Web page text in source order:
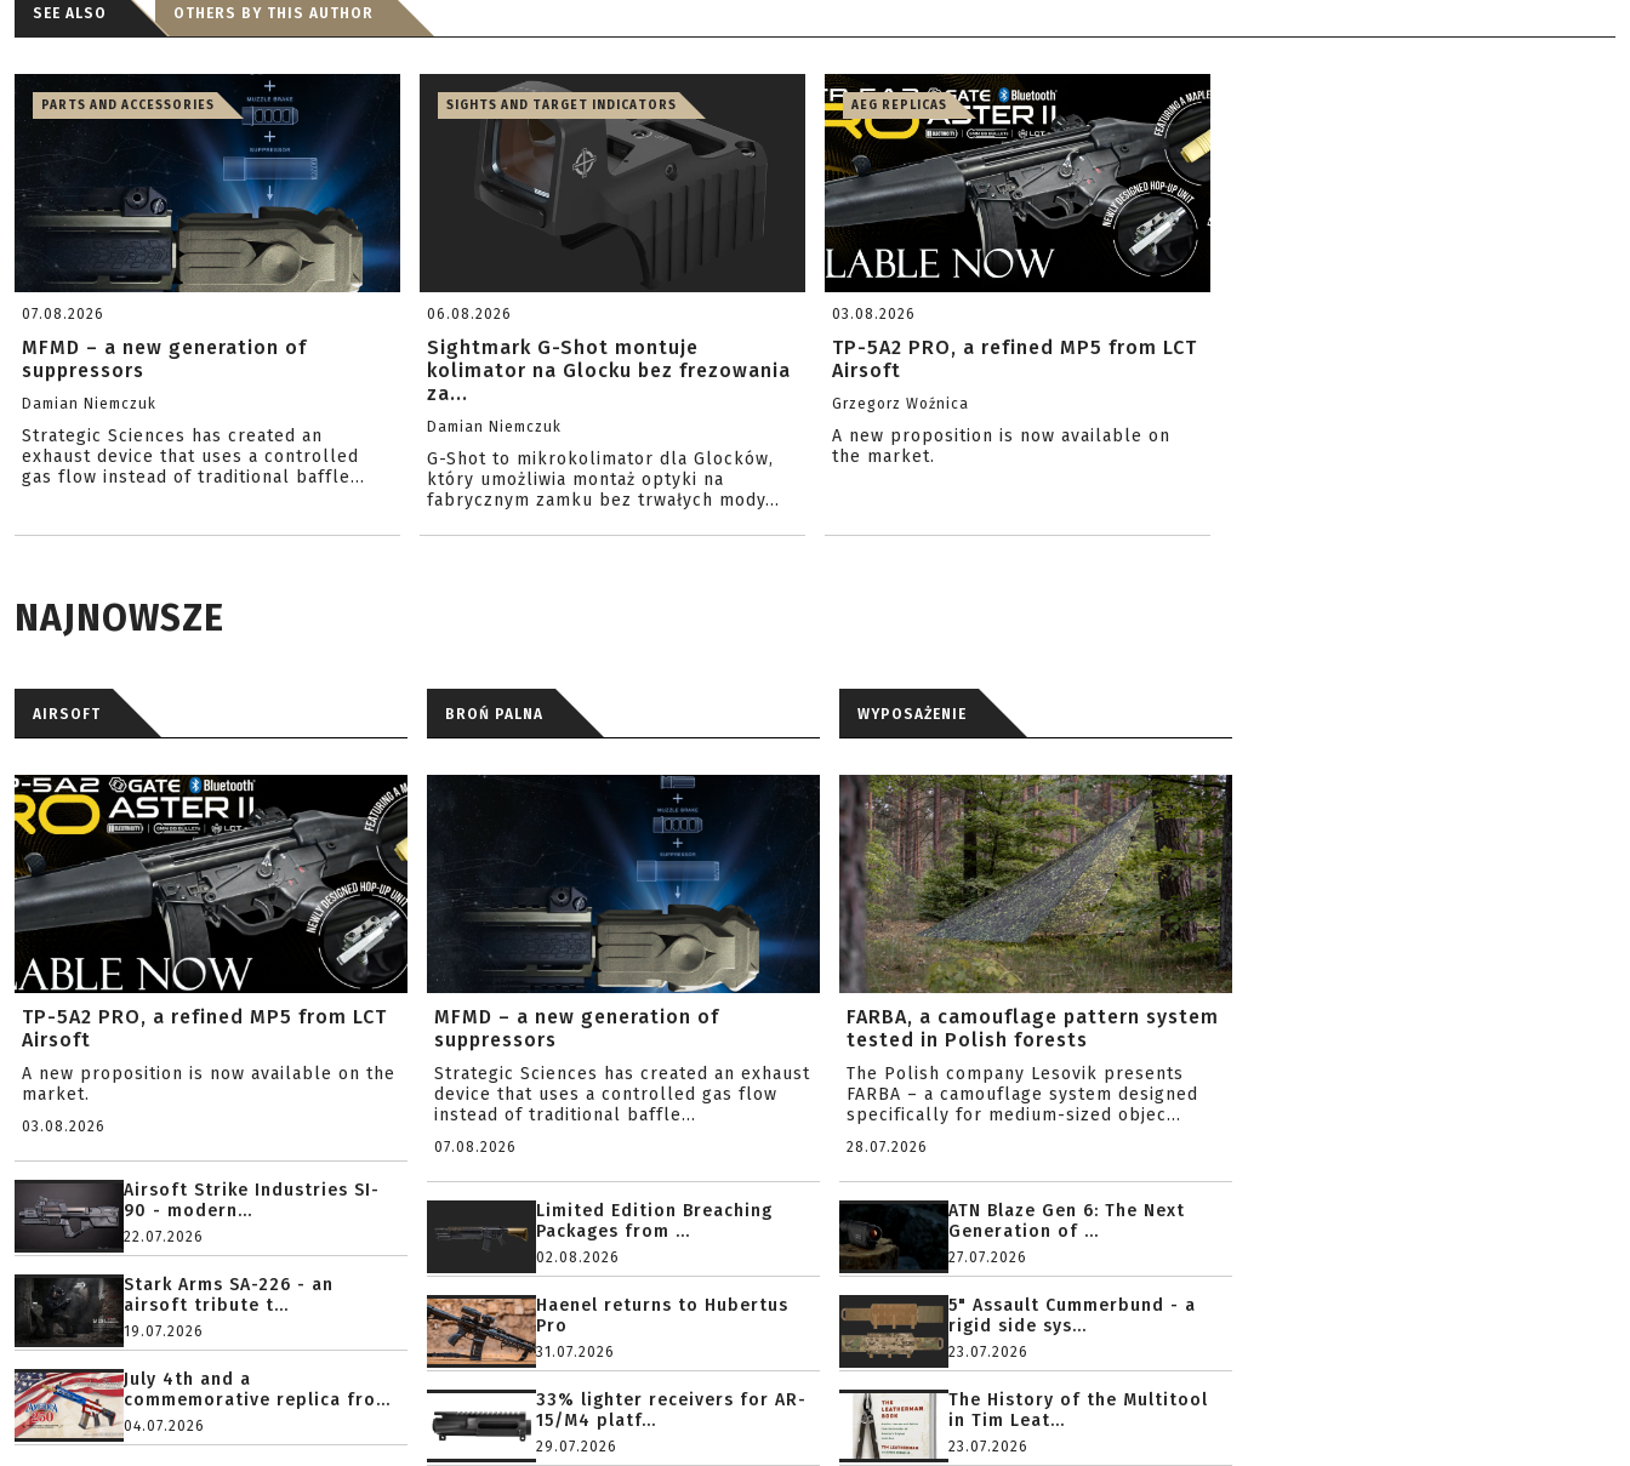
SEE ALSO OTHERS BY THIS AUTHOR
PARTS AND ACCESSORIES
07.08.2026
MFMD – a new generation of
suppressors
Damian Niemczuk
Strategic Sciences has created an
exhaust device that uses a controlled
gas flow instead of traditional baffle...
SIGHTS AND TARGET INDICATORS
06.08.2026
Sightmark G-Shot montuje
kolimator na Glocku bez frezowania
za...
Damian Niemczuk
G-Shot to mikrokolimator dla Glocków,
który umożliwia montaż optyki na
fabrycznym zamku bez trwałych mody...
AEG REPLICAS
03.08.2026
TP-5A2 PRO, a refined MP5 from LCT
Airsoft
Grzegorz Woźnica
A new proposition is now available on
the market.
NAJNOWSZE
AIRSOFT
TP-5A2 PRO, a refined MP5 from LCT
Airsoft
A new proposition is now available on the
market.
03.08.2026
Airsoft Strike Industries SI-
90 - modern...
22.07.2026
Stark Arms SA-226 - an
airsoft tribute t...
19.07.2026
July 4th and a
commemorative replica fro...
04.07.2026
BROŃ PALNA
MFMD – a new generation of
suppressors
Strategic Sciences has created an exhaust
device that uses a controlled gas flow
instead of traditional baffle...
07.08.2026
Limited Edition Breaching
Packages from ...
02.08.2026
Haenel returns to Hubertus
Pro
31.07.2026
33% lighter receivers for AR-
15/M4 platf...
29.07.2026
WYPOSAŻENIE
FARBA, a camouflage pattern system
tested in Polish forests
The Polish company Lesovik presents
FARBA – a camouflage system designed
specifically for medium-sized objec...
28.07.2026
ATN Blaze Gen 6: The Next
Generation of ...
27.07.2026
5" Assault Cummerbund - a
rigid side sys...
23.07.2026
The History of the Multitool
in Tim Leat...
23.07.2026